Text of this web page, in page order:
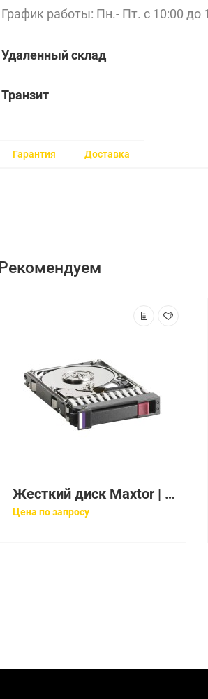
График работы: Пн.- Пт. с 10:00 до
Удаленный склад
Транзит
Гарантия Доставка
Рекомендуем
Жесткий диск Maxtor | 6L200P0 | 200 Gb / HDD / IDE / 3.5" / 7200 rpm / 8 Mb
Цена по запросу